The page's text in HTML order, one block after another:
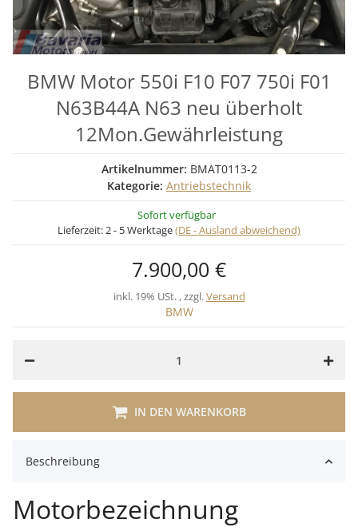
BMW Motor 550i F10 F07 750i F01
N63B44A N63 neu überholt
12Mon.Gewährleistung
Artikelnummer: BMAT0113-2
Kategorie: Antriebstechnik
Sofort verfügbar
Lieferzeit:2 - 5 Werktage(DE - Ausland abweichend)
7.900,00 €
inkl. 19% USt. , zzgl.Versand
BMW
IN DEN WARENKORB
Beschreibung
Motorbezeichnung